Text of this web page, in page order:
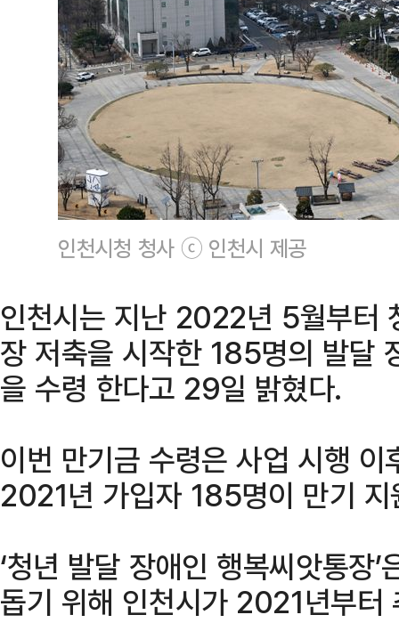
인천시청 청사 ⓒ 인천시 제공
인천시는 지난 2022년 5월부터
장 저축을 시작한 185명의 발달
을 수령 한다고 29일 밝혔다.
이번 만기금 수령은 사업 시행
2021년 가입자 185명이 만기 지
‘청년 발달 장애인 행복씨앗통장
돕기 위해 인천시가 2021년부터